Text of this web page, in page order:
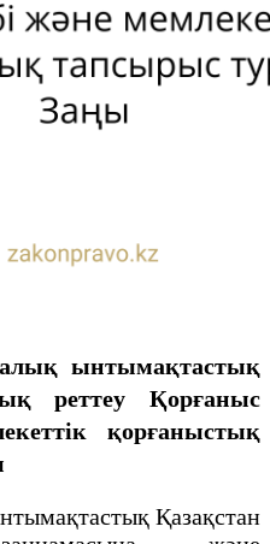
ынтымақтастық
реттеу
Қорғаныс
қорғаныстық
Қазақстан